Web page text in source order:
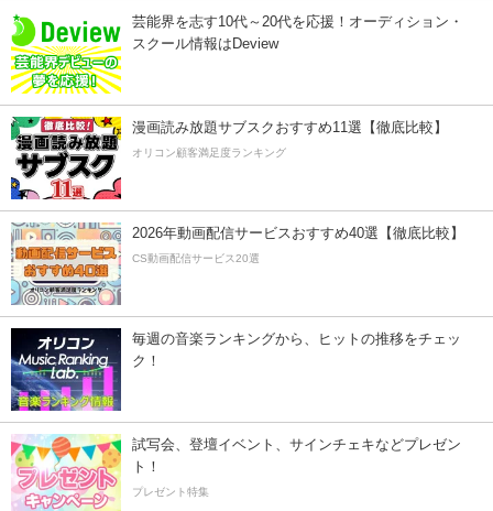
芸能界を志す10代～20代を応援！オーディション・
スクール情報はDeview
漫画読み放題サブスクおすすめ11選【徹底比較】
オリコン顧客満足度ランキング
2026年動画配信サービスおすすめ40選【徹底比較】
CS動画配信サービス20選
毎週の音楽ランキングから、ヒットの推移をチェッ
ク！
試写会、登壇イベント、サインチェキなどプレゼン
ト！
プレゼント特集